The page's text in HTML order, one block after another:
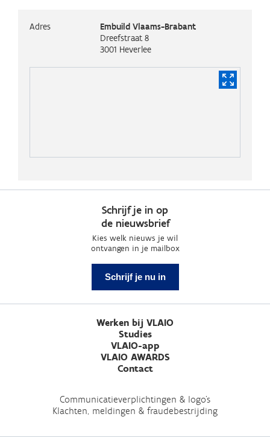
Adres
Embuild Vlaams-Brabant
Dreefstraat 8
3001 Heverlee
Schrijf je in op
de nieuwsbrief
Kies welk nieuws je wil
ontvangen in je mailbox
Schrijf je nu in
Werken bij VLAIO
Studies
VLAIO-app
VLAIO AWARDS
Contact
Communicatieverplichtingen & logo's
Klachten, meldingen & fraudebestrijding